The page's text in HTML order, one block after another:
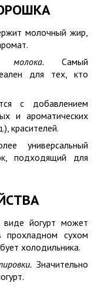
молочный жир,
молока.Самый
для тех, кто
с добавлением
и ароматических
красителей.
универсальный
подходящий для
йогурт может
сухом
холодильника.
Значительно